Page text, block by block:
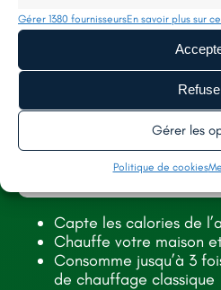
Gérer 1380 fournisseursEn savoir plus sur
Gérer les
Politique de cookies
Capte les calories de
Chauffe votre maison
Consomme jusqu’à 3
de chauffage classique